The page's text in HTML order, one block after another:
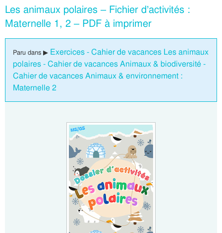
Les animaux polaires – Fichier d’activités :
Maternelle 1, 2 – PDF à imprimer
Paru dans ▶ Exercices - Cahier de vacances Les animaux
polaires - Cahier de vacances Animaux & biodiversité -
Cahier de vacances Animaux & environnement :
Maternelle 2